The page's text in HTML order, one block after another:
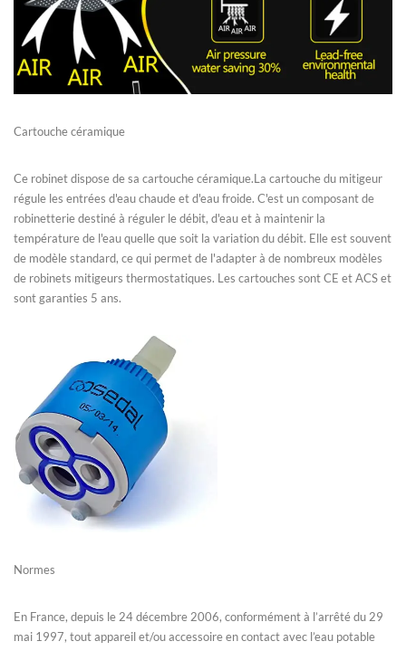
Cartouche céramique
Ce robinet dispose de sa cartouche céramique.La cartouche du mitigeur
régule les entrées d'eau chaude et d'eau froide. C'est un composant de
robinetterie destiné à réguler le débit, d'eau et à maintenir la
température de l'eau quelle que soit la variation du débit. Elle est souvent
de modèle standard, ce qui permet de l'adapter à de nombreux modèles
de robinets mitigeurs thermostatiques. Les cartouches sont CE et ACS et
sont garanties 5 ans.
Normes
En France, depuis le 24 décembre 2006, conformément à l’arrêté du 29
mai 1997, tout appareil et/ou accessoire en contact avec l’eau potable